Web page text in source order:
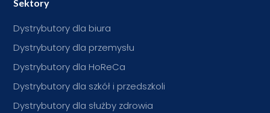
Sektory
Dystrybutory dla biura
Dystrybutory dla przemysłu
Dystrybutory dla HoReCa
Dystrybutory dla szkół i przedszkoli
Dystrybutory dla służby zdrowia